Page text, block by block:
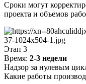
Сроки могут
проекта и объемов
Этап 3
Время: 2-3 недели
Надзор за нулевым
Какие работы